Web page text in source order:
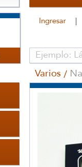
Ingresar
Varios